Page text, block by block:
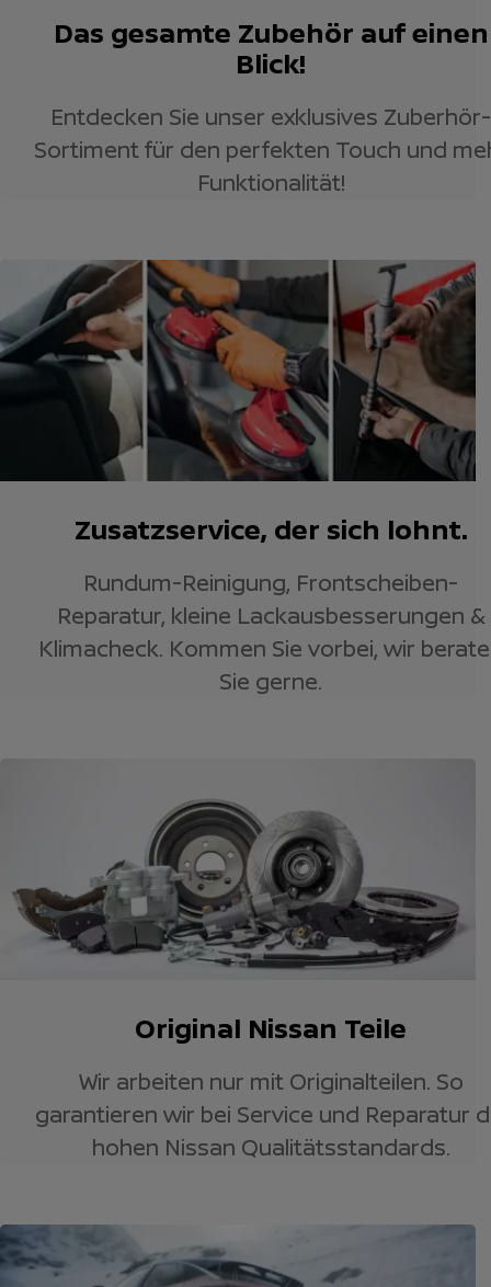
Das gesamte Zubehör auf einen
Blick!
Entdecken Sie unser exklusives Zuberhör-
Sortiment für den perfekten Touch und
Funktionalität!
Zusatzservice, der sich lohnt.
Rundum-Reinigung, Frontscheiben-
Reparatur, kleine Lackausbesserungen &
Klimacheck. Kommen Sie vorbei, wir
Sie gerne.
Original Nissan Teile
Wir arbeiten nur mit Originalteilen. So
garantieren wir bei Service und Reparatur
hohen Nissan Qualitätsstandards.